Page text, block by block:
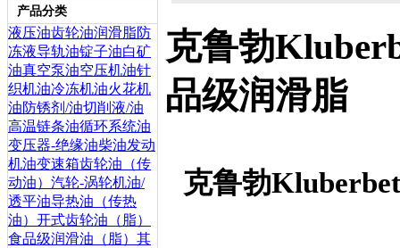
产品分类
液压油齿轮油润滑脂防
冻液导轨油锭子油白矿
油真空泵油空压机油针
织机油冷冻机油火花机
油防锈剂/油切削液/油
高温链条油循环系统油
变压器-绝缘油柴油发动
机油变速箱齿轮油（传
动油） 汽轮-涡轮机油/
透平油导热油（传热
油） 开式齿轮油（脂）
食品级润滑油（脂） 其
克鲁勃
品级润滑脂
克鲁勃